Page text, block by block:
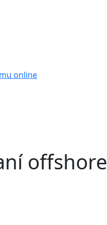
online
offshore